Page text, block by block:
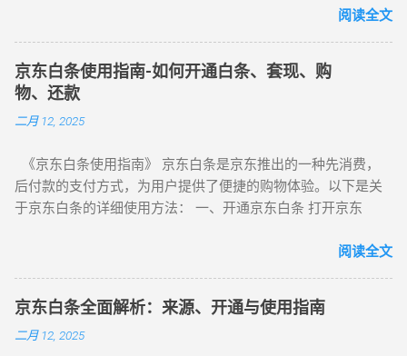
到支持白条支付的商家。 在店铺购买商品，用白条支付。 商家
确认收款后，将现金转给你。 优点： 快速有效，适合急需用钱
的人。 流程简单，只需承担平台扣费。 缺点： 需要有可靠的
店铺资源。 如果没有资源，需要通过搜索引擎寻找可靠商家。
4. 物流货到 操作流程： 利用京东配送的快速优势，帮助亲友代
购商品。 商品配送完成后，确认无误，用白条支付。 亲友收到
适合没有店铺资源的人，流程简单。 缺点： 需要一定的物流时
间，不适合急用。 需要亲友的配合与信任。 总结 以上四种方
法可以帮助你在急需资金时，快速将京东白条套现。根据自己
有任何需要或疑问，可以联系小编——我们是七年老商家，安全
靠谱，点位合理，期待为您提供优质服务。 无论选择哪种方
法，都需要谨慎操作，确保交易安全，避免不必要的风险。希
安心。
意的是，客户对白条进行分期后，需依照约定来还款，不能对
约定还款则视为逾期，将承担如下后果： 个人征信会遭受损
害。 会遭到平台的催收。 无法享受相关优惠政策。 白条额度
会被冻结或降低。 白条会要求客户提前结清账单。 对其他贷款
申请产生影响。 评估分数会降低。 影响京东金融的其他信贷功
客户在运用白条时需保持理性，充分考量自身的收入状况，合
理地使用白条额度。 那么京东白条分期提前还款的手续费如何
计算呢？已出账单的分期手续费是需要归还的，但已产生的分
间结清则需要支付系统综合计算得出的服务费，具体情况人工
客服无法干预或核算。倘若订单使用了免息优惠，提前还款不
会收取费用，收费情况需以系统页面显示为准。 若白条订单是
分期免息的，提前还款仅需归还分期本金，不会收取其他费
用。白条取现自借款到账之日起按日计息（实际借款利率以操
阅读全文
京东白条使用指南-如何开通白条、套现、购
物、还款
二月 12, 2025
《京东白条使用指南》 京东白条是京东推出的一种先消费，
后付款的支付方式，为用户提供了便捷的购物体验。以下是关
于京东白条的详细使用方法： 一、开通京东白条 打开京东
选项并点击。 点击“立即开通”按钮，按照提示填写个人信息，
条。 二、使用京东白条购物 在京东商城选择商品，加入购物
车。 进入购物车页面，选择“去结算”。 在结算页面，选择“京东
白条”作为支付方式。 根据提示输入支付密码，完成支付。
阅读全文
京东白条全面解析：来源、开通与使用指南
二月 12, 2025